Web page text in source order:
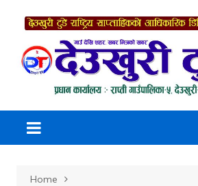
content
Home